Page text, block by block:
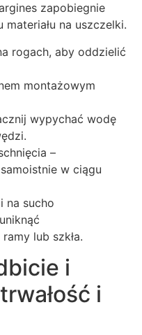
zapobiegnie
na uszczelki.
rogach, aby oddzielić
montażowym
wypychać wodę
–
w ciągu
na sucho
lub szkła.
i
i